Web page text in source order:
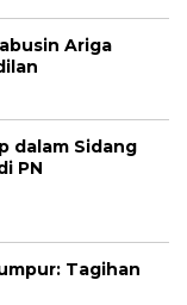
Ariga
dalam Sidang
PN
Tagihan